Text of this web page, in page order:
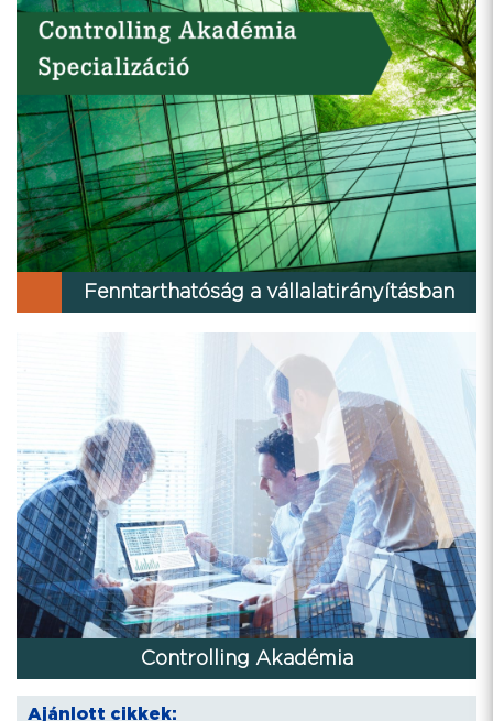
Fenntarthatóság a vállalatirányításban
Controlling Akadémia
Ajánlott cikkek: